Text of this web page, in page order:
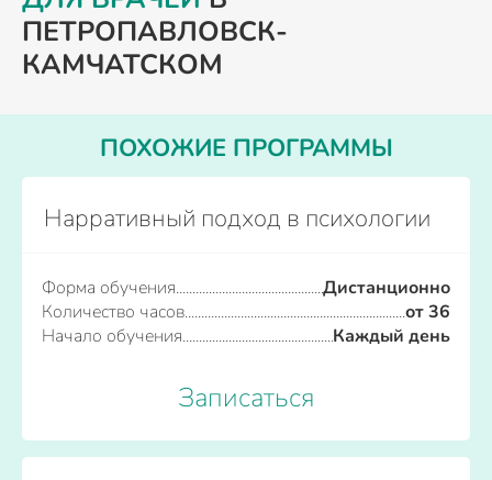
ПЕТРОПАВЛОВСК-
КАМЧАТСКОМ
ПОХОЖИЕ ПРОГРАММЫ
Нарративный подход в психологии
Форма обучения
Дистанционно
Количество часов
от 36
Начало обучения
Каждый день
Записаться